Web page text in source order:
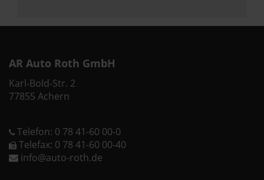
AR Auto Roth GmbH
Karl-Bold-Str. 2
77855 Achern
Telefon: 0 78 41-60 00-0
Telefax: 0 78 41-60 00-40
info@auto-roth.de